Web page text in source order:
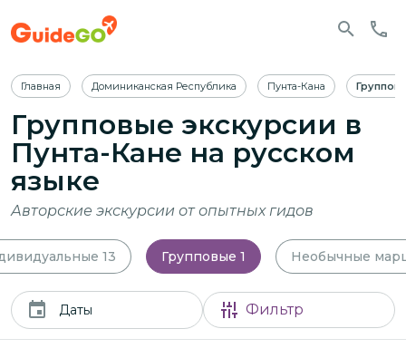
Главная Доминиканская Республика Пунта-Кана
Групповые экскурсии в
Пунта-Кане на русском
языке
Авторские экскурсии от опытных гидов
13 Групповые 1 Необычные
Даты Фильтр